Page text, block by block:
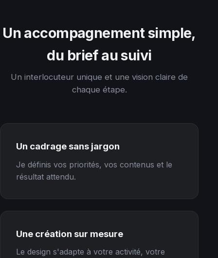
Un accompagnement simple,
du brief au suivi
Un interlocuteur unique et une vision claire de
chaque étape.
Un cadrage sans jargon
Je définis vos priorités, vos contenus et le
résultat attendu.
Une création sur mesure
Le design s'adapte à votre activité, votre